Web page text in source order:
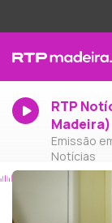
RTP
Madeira)
Emissão
Notícias